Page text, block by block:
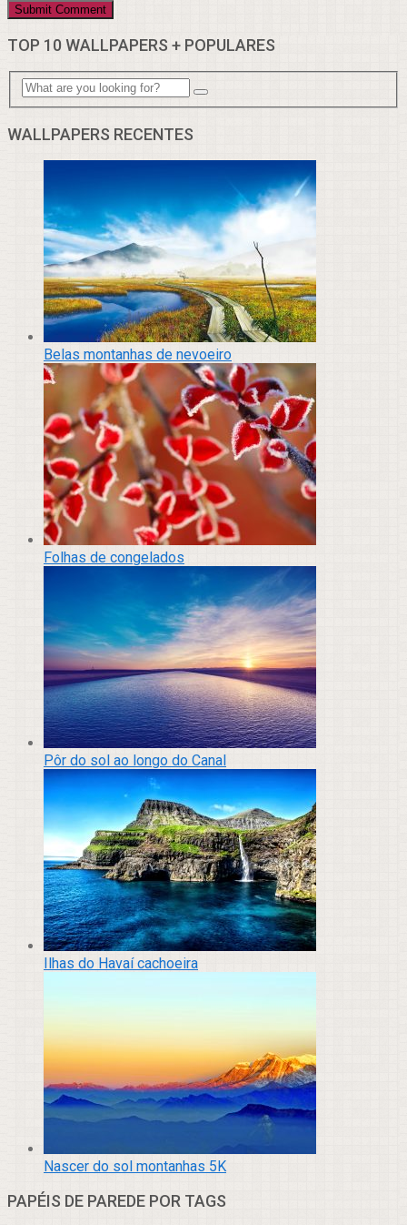
TOP 10 WALLPAPERS + POPULARES
WALLPAPERS RECENTES
Belas montanhas de nevoeiro
Folhas de congelados
Pôr do sol ao longo do Canal
Ilhas do Havaí cachoeira
Nascer do sol montanhas 5K
PAPÉIS DE PAREDE POR TAGS